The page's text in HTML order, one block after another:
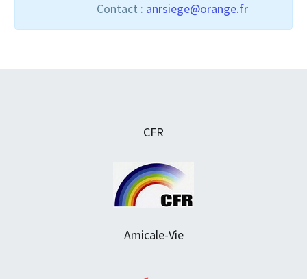
Contact : anrsiege@orange.fr
CFR
Amicale-Vie